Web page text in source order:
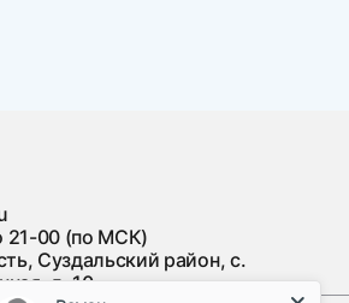
21-00 (по МСК)
Суздальский район, с.
д. 10